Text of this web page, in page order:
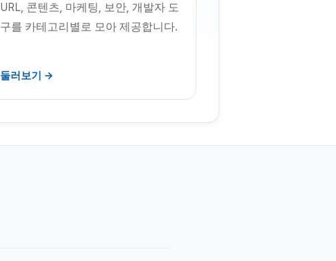
URL, 콘텐츠, 마케팅, 보안, 개발자 도
구를 카테고리별로 모아 제공합니다.
둘러보기 →